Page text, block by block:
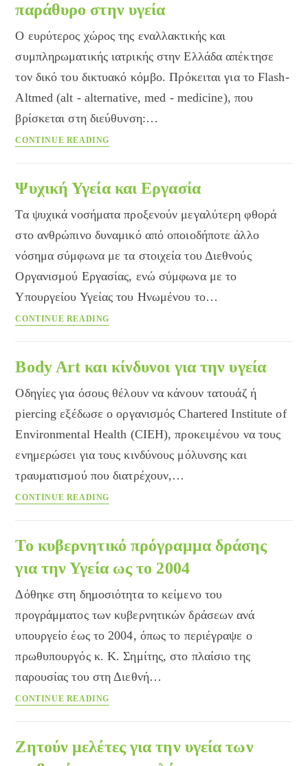
δουλειά
την
υγεία
τους
παράθυρο στην υγεία
Ο ευρύτερος χώρος της εναλλακτικής και
συμπληρωματικής ιατρικής στην Ελλάδα απέκτησε
τον δικό του δικτυακό κόμβο. Πρόκειται για το Flash-
Altmed (alt - alternative, med - medicine), που
βρίσκεται στη διεύθυνση:…
CONTINUE READING
εναλλακτικό
στην
Ψυχική Υγεία και Εργασία
Τα ψυχικά νοσήματα προξενούν μεγαλύτερη φθορά
στο ανθρώπινο δυναμικό από οποιοδήποτε άλλο
νόσημα σύμφωνα με τα στοιχεία του Διεθνούς
Οργανισμού Εργασίας, ενώ σύμφωνα με το
Υπουργείου Υγείας του Ηνωμένου το…
CONTINUE READING
Εργασία
Body Art και κίνδυνοι για την υγεία
Οδηγίες για όσους θέλουν να κάνουν τατουάζ ή
piercing εξέδωσε ο οργανισμός Chartered Institute of
Environmental Health (CIEH), προκειμένου να τους
ενημερώσει για τους κινδύνους μόλυνσης και
τραυματισμού που διατρέχουν,…
CONTINUE READING
κίνδυνοι
την
υγεία
Το κυβερνητικό πρόγραμμα δράσης
για την Υγεία ως το 2004
Δόθηκε στη δημοσιότητα το κείμενο του
προγράμματος των κυβερνητικών δράσεων ανά
υπουργείο έως το 2004, όπως το περιέγραψε ο
πρωθυπουργός κ. Κ. Σημίτης, στο πλαίσιο της
παρουσίας του στη Διεθνή…
CONTINUE READING
Ζητούν μελέτες για την υγεία των